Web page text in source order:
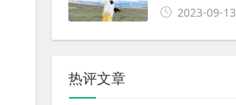
2023-09-13
热评文章